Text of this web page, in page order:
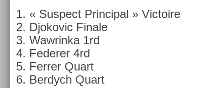
« Sus­pect Prin­cip­al » Vic­toire
Djokovic Fin­ale
Waw­rinka 1rd
Feder­er 4rd
Ferr­er Quart
Be­rdych Quart